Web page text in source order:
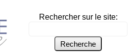
Rechercher sur le site: